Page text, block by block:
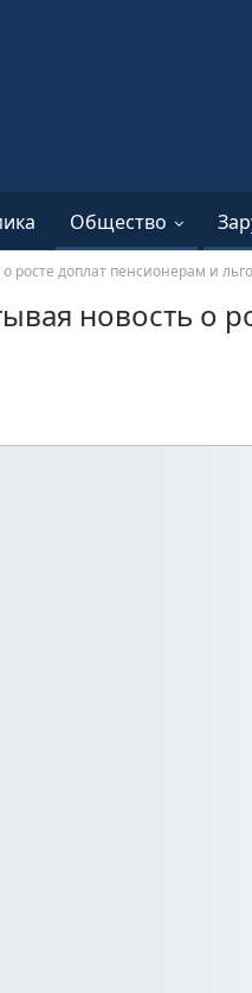
Общество
росте доплат пенсионерам и
новость о